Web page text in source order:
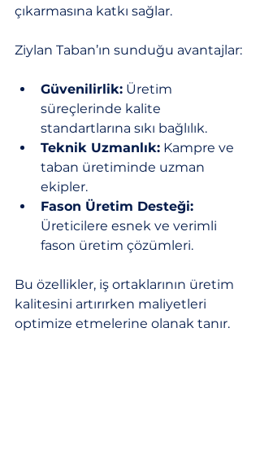
çıkarmasına katkı sağlar.
Ziylan Taban’ın sunduğu avantajlar:
Güvenilirlik: Üretim
süreçlerinde kalite
standartlarına sıkı bağlılık.
Teknik Uzmanlık: Kampre ve
taban üretiminde uzman
ekipler.
Fason Üretim Desteği:
Üreticilere esnek ve verimli
fason üretim çözümleri.
Bu özellikler, iş ortaklarının üretim
kalitesini artırırken maliyetleri
optimize etmelerine olanak tanır.